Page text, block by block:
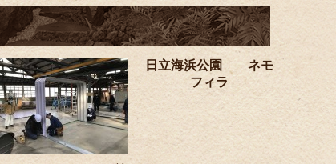
日立海浜公園 ネモ
フィラ